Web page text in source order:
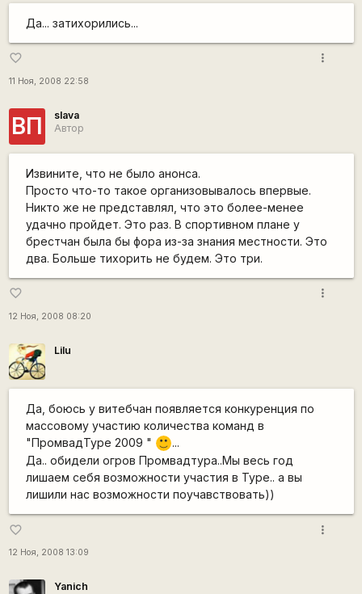
Да... затихорились...
favorite_border
11 Ноя, 2008 22:58
more_vert
ВП
slava
Автор
Извините, что не было анонса.
Просто что-то такое организовывалось впервые.
Никто же не представлял, что это более-менее
удачно пройдет. Это раз. В спортивном плане у
брестчан была бы фора из-за знания местности. Это
два. Больше тихорить не будем. Это три.
favorite_border
12 Ноя, 2008 08:20
more_vert
Lilu
Да, боюсь у витебчан появляется конкуренция по
массовому участию количества команд в
"ПромвадТуре 2009 "
:) ...
Да.. обидели огров Промвадтура..Мы весь год
лишаем себя возможности участия в Туре.. а вы
лишили нас возможности поучавствовать))
favorite_border
12 Ноя, 2008 13:09
more_vert
Yanich